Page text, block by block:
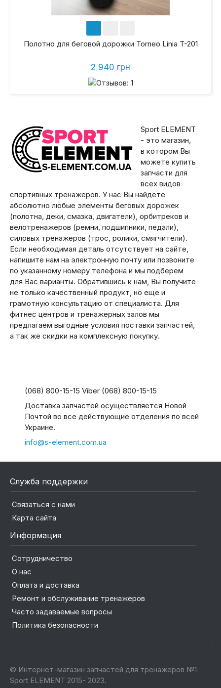
Полотно для беговой дорожки Torneo Linia T-201
2 940 грн
Sport ELEMENT
- это магазин,
в котором Вы
можете купить
запчасти для
всех видов
спортивных тренажеров. У нас Вы найдете
абсолютно любые элементы беговых дорожек
(полотна, деки, смазка, двигатели), орбитреков и
велотренажеров (ремни, подшипники, педали),
силовых тренажеров (трос, ролики, смягчители).
Если необходимая деталь отсутствует на сайте,
напишите нам на электронную почту или позвоните
по указанному номеру телефона и мы подберем
для Вас варианты. Обратившись к нам, Вы получите
не только качественный продукт, но еще и
грамотную консультацию от специалиста. Для
фитнес центров и тренажерных залов мы
предлагаем выгодные условия поставки запчастей,
а так же скидки на комплексную покупку.
(068) 800-15-15 Viber (068) 800-15-15
Доставка запчастей осуществляется Новой
Почтой во все действующие отделения по всей
Украине.
info@s-element.com.ua
Служба поддержки
Связаться с нами
Карта сайта
Информация
Сотрудничество
О нас
Оплата и доставка
Ремонт и обслуживание тренажеров
Часто задаваемые вопросы
Политика безопасности
© Интернет-магазин запчастей для тренажеров №1
Sport ELEMENT 2015- 2023.